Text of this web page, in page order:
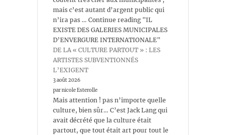
mais c’est autant d’argent public qui
n’ira pas … Continue reading "IL
EXISTE DES GALERIES MUNICIPALES
D’ENVERGURE INTERNATIONALE"
DE LA « CULTURE PARTOUT » : LES
ARTISTES SUBVENTIONNÉS
L’EXIGENT
3 août 2026
par nicole Esterolle
Mais attention ! pas n’importe quelle
culture, bien sûr… C’est Jack Lang qui
avait décrété que la culture était
partout, que tout était art pour tout le